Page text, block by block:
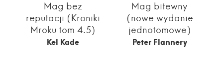
Mag bez
reputacji (Kroniki
Mroku tom 4.5)
Kel Kade
Mag bitewny
(nowe wydanie
jednotomowe)
Peter Flannery